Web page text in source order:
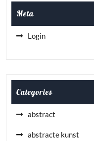
Meta
Login
Categories
abstract
abstracte kunst